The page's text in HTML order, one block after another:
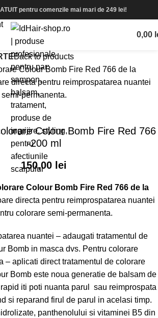
pentru comenzile mai mari de 249 lei!
0,00
Back to products
Colour Bomb Fire Red 766
-200 ml
150,00 lei
Colour Bomb Fire Red 766 de la
directa pentru reimprospatarea nuantei
colorare semi-permanenta.
nuantei – adaugati tratamentul de
Bomb in masca dvs. Pentru colorare
– aplicati direct tratamentul de colorare
Bomb este noua generatie de balsam de
iti poti nuanta parul sau reimprospata
si reparand firul de parul in acelasi timp.
panthenolului si vitaminei B5 din